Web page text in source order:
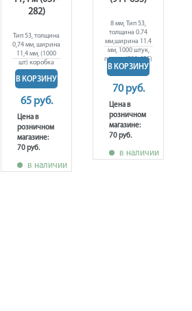
282)
Тип 53, толщина
0,74 мм, ширина
11,4 мм, (1000
шт) коробка
В КОРЗИНУ
65 руб.
Цена в
розничном
магазине:
70 руб.
в наличии
8 мм, Тип 53,
толщина 0.74
мм,ширина 11.4
мм, 1000 штук,
подвес (911-635)
В КОРЗИНУ
70 руб.
Цена в
розничном
магазине:
70 руб.
в наличии